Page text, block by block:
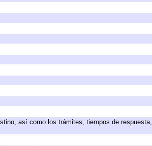
así como los trámites, tiempos de respuesta,